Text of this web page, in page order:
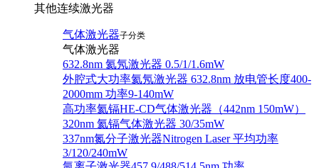
其他连续激光器
气体激光器子分类
气体激光器
632.8nm 氦氖激光器 0.5/1/1.6mW
外腔式大功率氦氖激光器 632.8nm 放电管长度400-
2000mm 功率9-140mW
高功率氦镉HE-CD气体激光器（442nm 150mW）
320nm 氦镉气体激光器 30/35mW
337nm氮分子激光器Nitrogen Laser 平均功率
3/120/240mW